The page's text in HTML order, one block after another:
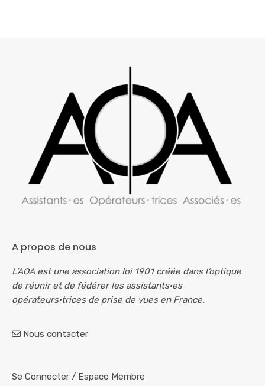
A propos de nous
L’AOA est une association loi 1901 créée dans l’optique
de réunir et de fédérer les assistants·es
opérateurs·trices de prise de vues en France.
Nous contacter
Se Connecter / Espace Membre